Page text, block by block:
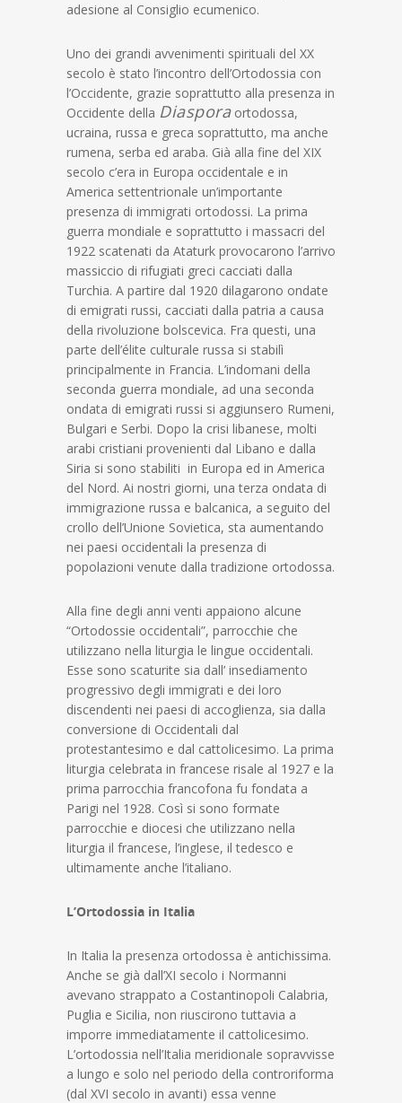
adesione al Consiglio ecumenico.
Uno dei grandi avvenimenti spirituali del XX
secolo è stato l’incontro dell’Ortodossia con
l’Occidente, grazie soprattutto alla presenza in
Occidente della Diasporaortodossa,
ucraina, russa e greca soprattutto, ma anche
rumena, serba ed araba. Già alla fine del XIX
secolo c’era in Europa occidentale e in
America settentrionale un’importante
presenza di immigrati ortodossi. La prima
guerra mondiale e soprattutto i massacri del
1922 scatenati da Ataturk provocarono l’arrivo
massiccio di rifugiati greci cacciati dalla
Turchia. A partire dal 1920 dilagarono ondate
di emigrati russi, cacciati dalla patria a causa
della rivoluzione bolscevica. Fra questi, una
parte dell’élite culturale russa si stabilì
principalmente in Francia. L’indomani della
seconda guerra mondiale, ad una seconda
ondata di emigrati russi si aggiunsero Rumeni,
Bulgari e Serbi. Dopo la crisi libanese, molti
arabi cristiani provenienti dal Libano e dalla
Siria si sono stabiliti in Europa ed in America
del Nord. Ai nostri giorni, una terza ondata di
immigrazione russa e balcanica, a seguito del
crollo dell’Unione Sovietica, sta aumentando
nei paesi occidentali la presenza di
popolazioni venute dalla tradizione ortodossa.
Alla fine degli anni venti appaiono alcune
“Ortodossie occidentali”, parrocchie che
utilizzano nella liturgia le lingue occidentali.
Esse sono scaturite sia dall’ insediamento
progressivo degli immigrati e dei loro
discendenti nei paesi di accoglienza, sia dalla
conversione di Occidentali dal
protestantesimo e dal cattolicesimo. La prima
liturgia celebrata in francese risale al 1927 e la
prima parrocchia francofona fu fondata a
Parigi nel 1928. Così si sono formate
parrocchie e diocesi che utilizzano nella
liturgia il francese, l’inglese, il tedesco e
ultimamente anche l’italiano.
L’Ortodossia in Italia
In Italia la presenza ortodossa è antichissima.
Anche se già dall’XI secolo i Normanni
avevano strappato a Costantinopoli Calabria,
Puglia e Sicilia, non riuscirono tuttavia a
imporre immediatamente il cattolicesimo.
L’ortodossia nell’Italia meridionale sopravvisse
a lungo e solo nel periodo della controriforma
(dal XVI secolo in avanti) essa venne